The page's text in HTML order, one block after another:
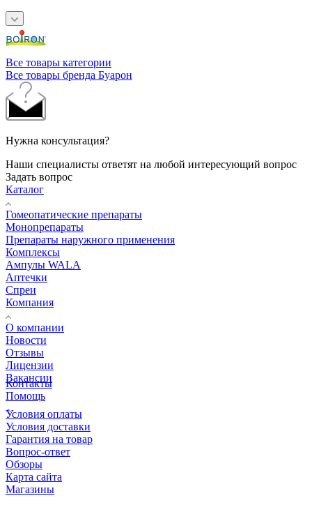
Все товары категории
Все товары бренда Буарон
Нужна консультация?
Наши специалисты ответят на любой интересующий вопрос
Задать вопрос
Каталог
Гомеопатические препараты
Монопрепараты
Препараты наружного применения
Комплексы
Ампулы WALA
Аптечки
Спреи
Компания
О компании
Новости
Отзывы
Лицензии
Вакансии
Контакты
Помощь
Условия оплаты
Условия доставки
Гарантия на товар
Вопрос-ответ
Обзоры
Карта сайта
Магазины